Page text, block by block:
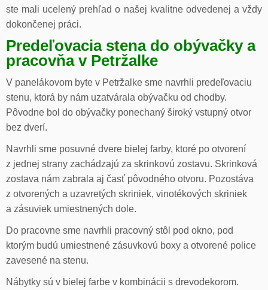
ste mali ucelený prehľad o našej kvalitne odvedenej a vždy
dokončenej práci.
Predeľovacia stena do obývačky a
pracovňa v Petržalke
V panelákovom byte v Petržalke sme navrhli predeľovaciu
stenu, ktorá by nám uzatvárala obývačku od chodby.
Pôvodne bol do obývačky ponechaný široký vstupný otvor
bez dverí.
Navrhli sme posuvné dvere bielej farby, ktoré po otvorení
z jednej strany zachádzajú za skrinkovú zostavu. Skrinková
zostava nám zabrala aj časť pôvodného otvoru. Pozostáva
z otvorených a uzavretých skriniek, vinotékových skriniek
a zásuviek umiestnených dole.
Do pracovne sme navrhli pracovný stôl pod okno, pod
ktorým budú umiestnené zásuvkovú boxy a otvorené police
zavesené na stenu.
Nábytky sú v bielej farbe v kombinácii s drevodekorom.